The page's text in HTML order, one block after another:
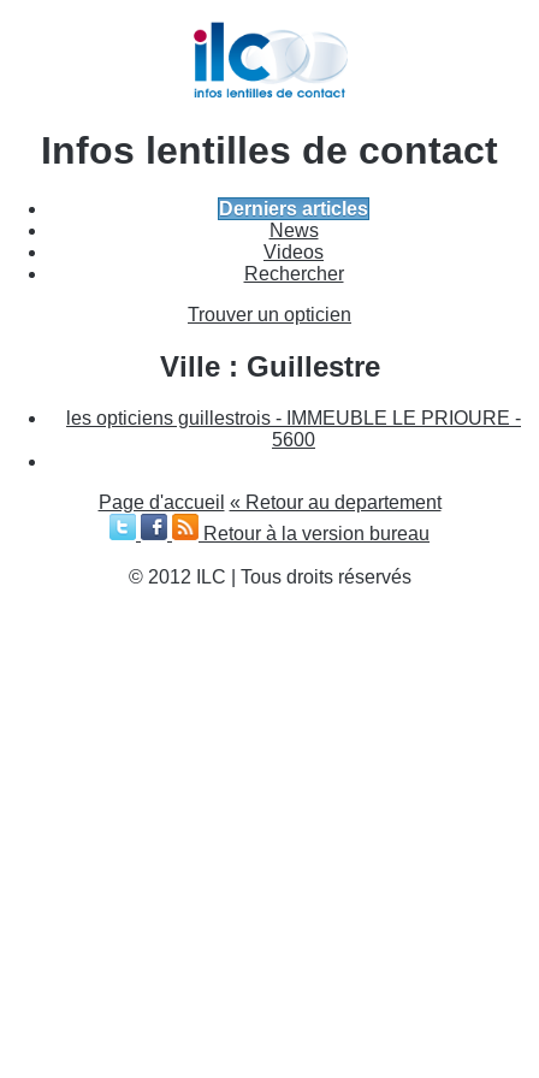
Infos lentilles de contact
Derniers articles
News
Videos
Rechercher
Trouver un opticien
Ville : Guillestre
les opticiens guillestrois - IMMEUBLE LE PRIOURE -
5600
Page d'accueil « Retour au departement
Retour à la version bureau
© 2012 ILC | Tous droits réservés